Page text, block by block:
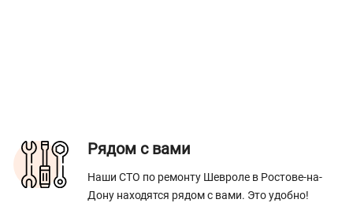
Рядом с вами
Наши СТО по ремонту Шевроле в Ростове-на-
Дону находятся рядом с вами. Это удобно!